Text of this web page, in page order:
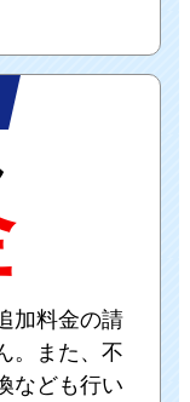
加料金の請
。また、不
なども行い